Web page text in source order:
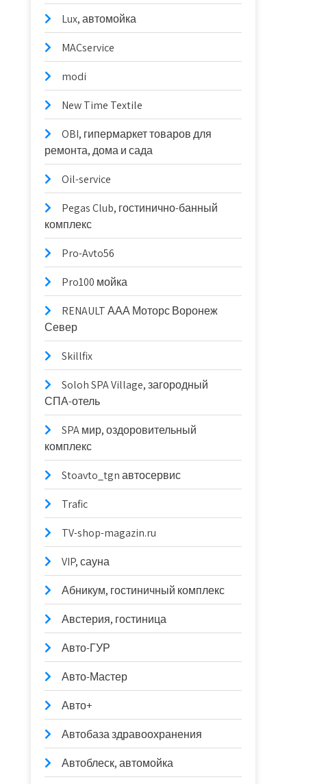
Lux, автомойка
MACservice
modi
New Time Textile
OBI, гипермаркет товаров для
ремонта, дома и сада
Oil-service
Pegas Club, гостинично-банный
комплекс
Pro-Avto56
Pro100 мойка
RENAULT ААА Моторс Воронеж
Север
Skillfix
Soloh SPA Village, загородный
СПА-отель
SPA мир, оздоровительный
комплекс
Stoavto_tgn автосервис
Trafic
TV-shop-magazin.ru
VIP, сауна
Абникум, гостиничный комплекс
Австерия, гостиница
Авто-ГУР
Авто-Мастер
Авто+
Автобаза здравоохранения
Автоблеск, автомойка